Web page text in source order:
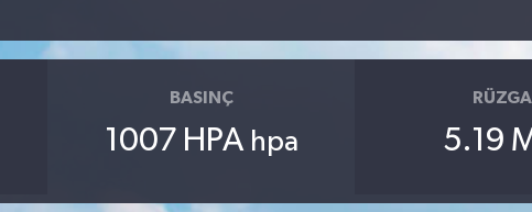
BASINÇ
1007 HPA hpa 5.19